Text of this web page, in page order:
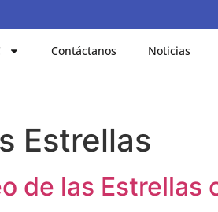
Contáctanos Noticias
Estrellas
de las